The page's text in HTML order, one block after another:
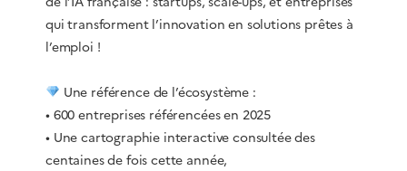
qui transforment l’innovation en solutions prêtes à
l’emploi !
Une référence de l’écosystème :
• 600 entreprises référencées en 2025
• Une cartographie interactive consultée des
centaines de fois cette année,